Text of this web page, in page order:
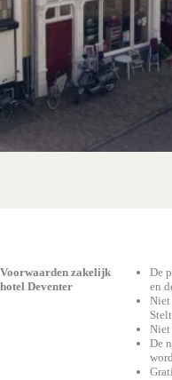
Voorwaarden zakelijk
hotel Deventer
De
en
Niet
Niet
De